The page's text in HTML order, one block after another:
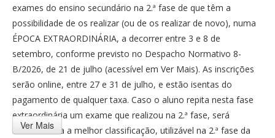
exames do ensino secundário na 2.ª fase de que têm a
possibilidade de os realizar (ou de os realizar de novo), numa
ÉPOCA EXTRAORDINÁRIA, a decorrer entre 3 e 8 de
setembro, conforme previsto no Despacho Normativo 8-
B/2026, de 21 de julho (acessível em Ver Mais). As inscrições
serão online, entre 27 e 31 de julho, e estão isentas do
pagamento de qualquer taxa. Caso o aluno repita nesta fase
extraordinária um exame que realizou na 2.ª fase, será
contabilizada a melhor classificação, utilizável na 2.ª fase da
Ver Mais